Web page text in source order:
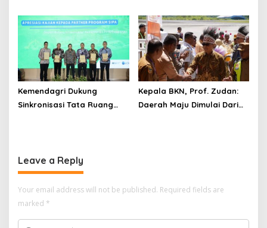
Pencegahan Tindak Pidana
di Birokrasi
Akademisi: Jangan Terus
Jadi “Messi dan Ronaldo”
Legislasi
Kemendagri Dukung
Sinkronisasi Tata Ruang
Kepala BKN, Prof. Zudan:
Daerah Maju Dimulai Dari
Leave a Reply
Your email address will not be published. Required fields are
marked *